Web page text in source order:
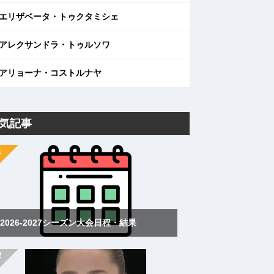
リザベータ・トゥクタミシェ
レクサンドラ・トゥルソワ
リョーナ・コストルナヤ
記事
2026-2027シーズン大会日程・結果